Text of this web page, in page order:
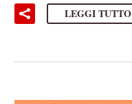
LEGGI TUTTO